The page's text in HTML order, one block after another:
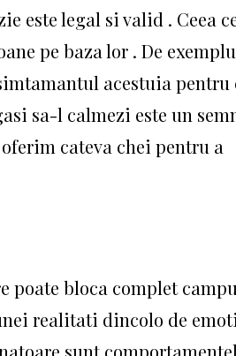
este legal si valid . Ceea
pe baza lor . De
acestuia pentru
sa-l calmezi este un
cateva chei pentru a
poate bloca complet
realitati dincolo de
sunt